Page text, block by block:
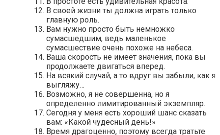
В своей жизни ты должна играть только
главную роль.
Вам нужно просто быть немножко
сумасшедшим, ведь маленькое
сумасшествие очень похоже на небеса.
Ваша скорость не имеет значения, пока вы
продолжаете двигаться вперед.
На всякий случай, а то вдруг вы забыли, как я
выгляжу…
Возможно, я не совершенна, но я
определенно лимитированный экземпляр.
Сегодня у меня есть хороший шанс сказать
вам: «Какой чудесный день!»
Время драгоценно, поэтому всегда тратьте